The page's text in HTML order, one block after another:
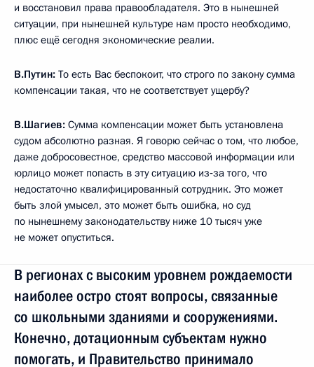
и восстановил права правообладателя. Это в нынешней
ситуации, при нынешней культуре нам просто необходимо,
плюс ещё сегодня экономические реалии.
В.Путин: То есть Вас беспокоит, что строго по закону сумма
компенсации такая, что не соответствует ущербу?
В.Шагиев: Сумма компенсации может быть установлена
судом абсолютно разная. Я говорю сейчас о том, что любое,
даже добросовестное, средство массовой информации или
юрлицо может попасть в эту ситуацию из‑за того, что
недостаточно квалифицированный сотрудник. Это может
быть злой умысел, это может быть ошибка, но суд
по нынешнему законодательству ниже 10 тысяч уже
не может опуститься.
В регионах с высоким уровнем рождаемости
наиболее остро стоят вопросы, связанные
со школьными зданиями и сооружениями.
Конечно, дотационным субъектам нужно
помогать, и Правительство принимало